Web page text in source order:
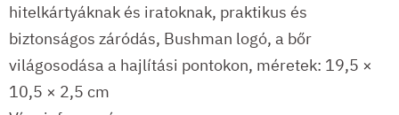
hitelkártyáknak és iratoknak, praktikus és
biztonságos záródás, Bushman logó, a bőr
világosodása a hajlítási pontokon, méretek: 19,5 ×
10,5 × 2,5 cm